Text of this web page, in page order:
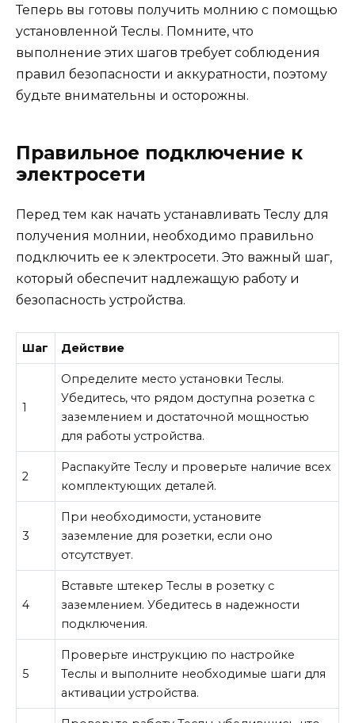
Теперь вы готовы получить молнию с помощью
установленной Теслы. Помните, что
выполнение этих шагов требует соблюдения
правил безопасности и аккуратности, поэтому
будьте внимательны и осторожны.
Правильное подключение к
электросети
Перед тем как начать устанавливать Теслу для
получения молнии, необходимо правильно
подключить ее к электросети. Это важный шаг,
который обеспечит надлежащую работу и
безопасность устройства.
Шаг Действие
1
Определите место установки Теслы.
Убедитесь, что рядом доступна розетка с
заземлением и достаточной мощностью
для работы устройства.
2
Распакуйте Теслу и проверьте наличие всех
комплектующих деталей.
3
При необходимости, установите
заземление для розетки, если оно
отсутствует.
4
Вставьте штекер Теслы в розетку с
заземлением. Убедитесь в надежности
подключения.
5
Проверьте инструкцию по настройке
Теслы и выполните необходимые шаги для
активации устройства.